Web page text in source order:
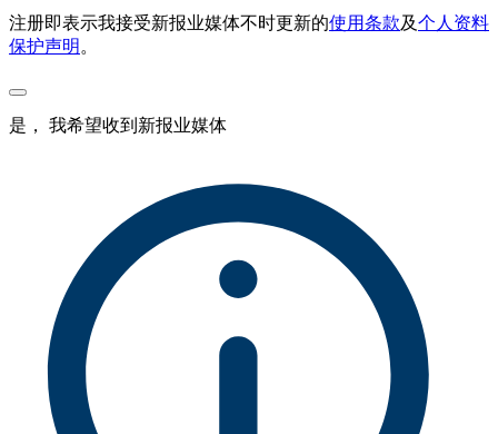
注册即表示我接受新报业媒体不时更新的使用条款及个人资料
保护声明 。
是， 我希望收到新报业媒体